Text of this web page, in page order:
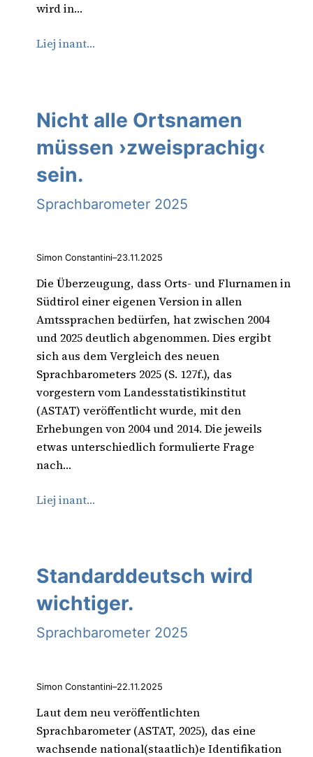
wird in…
Liej inant…
Nicht alle Ortsnamen
müssen ›zweisprachig‹
sein.
Sprachbarometer 2025
Simon Constantini–23.11.2025
Die Überzeugung, dass Orts- und Flurnamen in
Südtirol einer eigenen Version in allen
Amtssprachen bedürfen, hat zwischen 2004
und 2025 deutlich abgenommen. Dies ergibt
sich aus dem Vergleich des neuen
Sprachbarometers 2025 (S. 127f.), das
vorgestern vom Landesstatistikinstitut
(ASTAT) veröffentlicht wurde, mit den
Erhebungen von 2004 und 2014. Die jeweils
etwas unterschiedlich formulierte Frage
nach…
Liej inant…
Standarddeutsch wird
wichtiger.
Sprachbarometer 2025
Simon Constantini–22.11.2025
Laut dem neu veröffentlichten
Sprachbarometer (ASTAT, 2025), das eine
wachsende national(staatlich)e Identifikation